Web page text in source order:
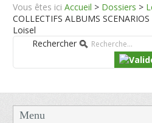
Vous êtes ici Accueil > Dossiers >
COLLECTIFS ALBUMS
Loisel
Rechercher
Menu